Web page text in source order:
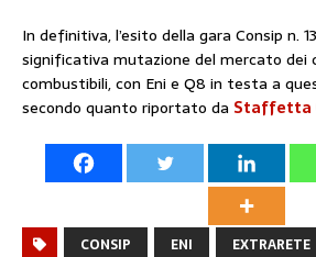
In definitiva, l’esito della gara Consip n.
significativa mutazione del mercato dei
combustibili, con Eni e Q8 in testa a
secondo quanto riportato da Staffetta
CONSIP ENI EXTRARETE